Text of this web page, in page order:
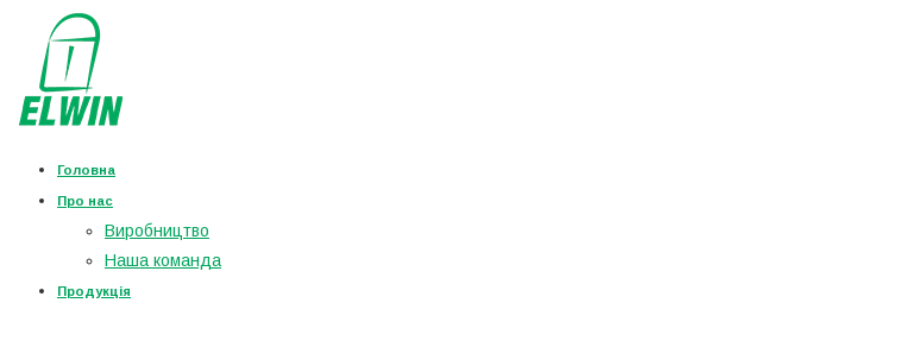
Головна
Про нас
Виробництво
Наша команда
Продукція